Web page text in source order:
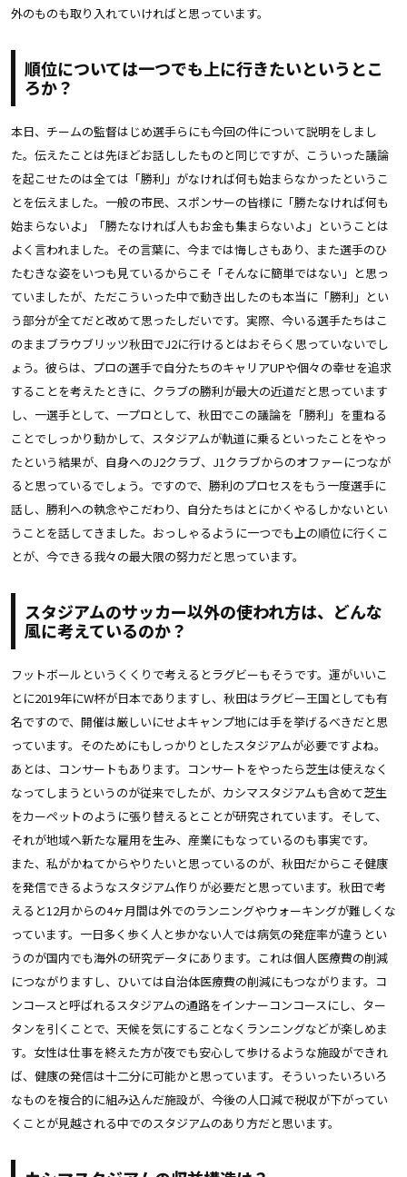
外のものも取り入れていければと思っています。
順位については一つでも上に行きたいというとこ
ろか？
本日、チームの監督はじめ選手らにも今回の件について説明をしまし
た。伝えたことは先ほどお話ししたものと同じですが、こういった議論
を起こせたのは全ては「勝利」がなければ何も始まらなかったというこ
とを伝えました。一般の市民、スポンサーの皆様に「勝たなければ何も
始まらないよ」「勝たなければ人もお金も集まらないよ」ということは
よく言われました。その言葉に、今までは悔しさもあり、また選手のひ
たむきな姿をいつも見ているからこそ「そんなに簡単ではない」と思っ
ていましたが、ただこういった中で動き出したのも本当に「勝利」とい
う部分が全てだと改めて思ったしだいです。実際、今いる選手たちはこ
のままブラウブリッツ秋田でJ2に行けるとはおそらく思っていないでし
ょう。彼らは、プロの選手で自分たちのキャリアUPや個々の幸せを追求
することを考えたときに、クラブの勝利が最大の近道だと思っています
し、一選手として、一プロとして、秋田でこの議論を「勝利」を重ねる
ことでしっかり動かして、スタジアムが軌道に乗るといったことをやっ
たという結果が、自身へのJ2クラブ、J1クラブからのオファーにつなが
ると思っているでしょう。ですので、勝利のプロセスをもう一度選手に
話し、勝利への執念やこだわり、自分たちはとにかくやるしかないとい
うことを話してきました。おっしゃるように一つでも上の順位に行くこ
とが、今できる我々の最大限の努力だと思っています。
スタジアムのサッカー以外の使われ方は、どんな
風に考えているのか？
フットボールというくくりで考えるとラグビーもそうです。運がいいこ
とに2019年にW杯が日本でありますし、秋田はラグビー王国としても有
名ですので、開催は厳しいにせよキャンプ地には手を挙げるべきだと思
っています。そのためにもしっかりとしたスタジアムが必要ですよね。
あとは、コンサートもあります。コンサートをやったら芝生は使えなく
なってしまうというのが従来でしたが、カシマスタジアムも含めて芝生
をカーペットのように張り替えるとことが研究されています。そして、
それが地域へ新たな雇用を生み、産業にもなっているのも事実です。
また、私がかねてからやりたいと思っているのが、秋田だからこそ健康
を発信できるようなスタジアム作りが必要だと思っています。秋田で考
えると12月からの4ヶ月間は外でのランニングやウォーキングが難しくな
っています。一日多く歩く人と歩かない人では病気の発症率が違うとい
うのが国内でも海外の研究データにあります。これは個人医療費の削減
につながりますし、ひいては自治体医療費の削減にもつながります。コ
ンコースと呼ばれるスタジアムの通路をインナーコンコースにし、ター
タンを引くことで、天候を気にすることなくランニングなどが楽しめま
す。女性は仕事を終えた方が夜でも安心して歩けるような施設ができれ
ば、健康の発信は十二分に可能かと思っています。そういったいろいろ
なものを複合的に組み込んだ施設が、今後の人口減で税収が下がってい
くことが見越される中でのスタジアムのあり方だと思います。